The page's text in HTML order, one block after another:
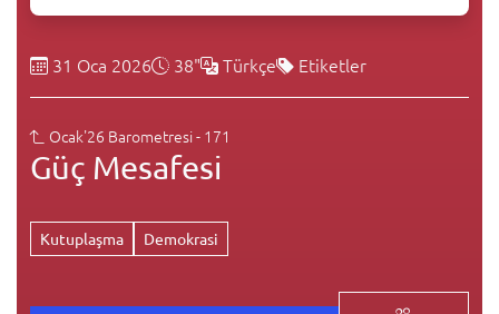
31 Oca 2026 38" Türkçe Etiketler
Ocak'26 Barometresi - 171
Güç Mesafesi
Kutuplaşma Demokrasi